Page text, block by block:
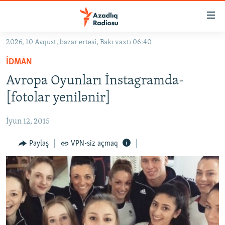
Əsas
qayıt
Əsas
naviqasiyaya
qayıt
Axtarışa
keç
KORRUPSIOMETR
#ƏSLINDƏ
FƏRQƏ BAX
QANUNI DOĞRU
ARAŞDIRMA
MULTIMEDIA
VIDEO
FOTOQALEREYA
RADIO ARXIV
OXU ZALI
HAQQIMIZDA
2026, 10 Avqust, bazar ertəsi, Bakı vaxtı 06:40
İDMAN
Avropa Oyunları İnstagramda-
[fotolar yenilənir]
İyun 12, 2015
Paylaş VPN-siz açmaq